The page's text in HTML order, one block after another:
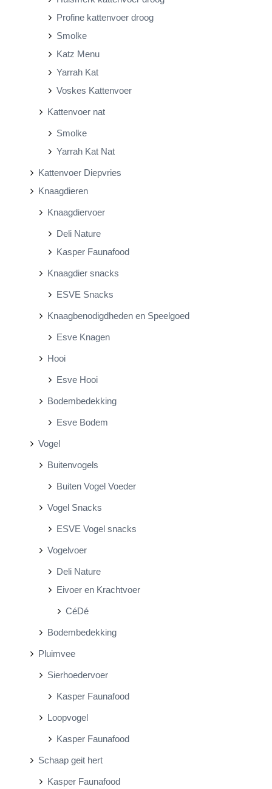
Profine kattenvoer droog
Smolke
Katz Menu
Yarrah Kat
Voskes Kattenvoer
Kattenvoer nat
Smolke
Yarrah Kat Nat
Kattenvoer Diepvries
Knaagdieren
Knaagdiervoer
Deli Nature
Kasper Faunafood
Knaagdier snacks
ESVE Snacks
Knaagbenodigdheden en Speelgoed
Esve Knagen
Hooi
Esve Hooi
Bodembedekking
Esve Bodem
Vogel
Buitenvogels
Buiten Vogel Voeder
Vogel Snacks
ESVE Vogel snacks
Vogelvoer
Deli Nature
Eivoer en Krachtvoer
CéDé
Bodembedekking
Pluimvee
Sierhoedervoer
Kasper Faunafood
Loopvogel
Kasper Faunafood
Schaap geit hert
Kasper Faunafood